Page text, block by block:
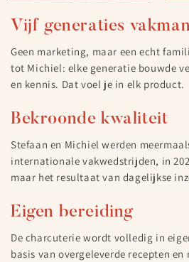
Vijf generaties
Geen marketing, maar een echt
tot Michiel: elke generatie bouwde
en kennis. Dat voel je in elk product.
Bekroonde kwaliteit
Stefaan en Michiel werden
internationale vakwedstrijden, in
maar het resultaat van dagelijkse
Eigen bereiding
De charcuterie wordt volledig in
basis van overgeleverde recepten